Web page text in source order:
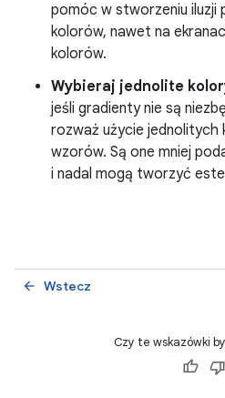
pomóc w stworzeniu iluzji
kolorów, nawet na
kolorów.
Wybieraj jednolite
jeśli gradienty nie są
rozważ użycie jednolitych
wzorów. Są one mniej
i nadal mogą tworzyć
Wstecz
arrow_back
Czy te wskazówki